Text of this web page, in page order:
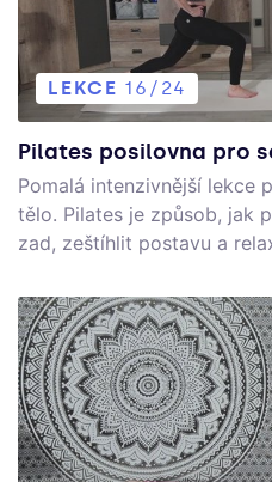
LEKCE 16/24
Pilates posilovna pro
Pomalá intenzivnější lekce
tělo. Pilates je způsob, jak
zad, zeštíhlit postavu a
trénovanosti.